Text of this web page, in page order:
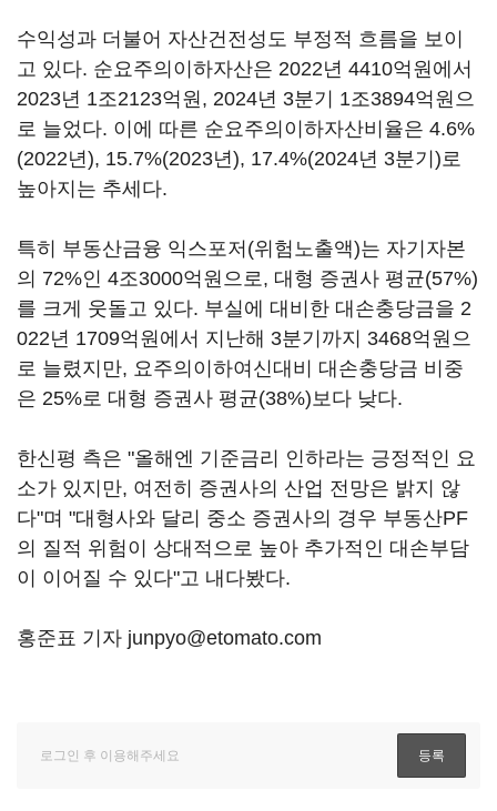
수익성과 더불어 자산건전성도 부정적 흐름을 보이
고 있다. 순요주의이하자산은 2022년 4410억원에서
2023년 1조2123억원, 2024년 3분기 1조3894억원으
로 늘었다. 이에 따른 순요주의이하자산비율은 4.6%
(2022년), 15.7%(2023년), 17.4%(2024년 3분기)로
높아지는 추세다.
특히 부동산금융 익스포저(위험노출액)는 자기자본
의 72%인 4조3000억원으로, 대형 증권사 평균(57%)
를 크게 웃돌고 있다. 부실에 대비한 대손충당금을 2
022년 1709억원에서 지난해 3분기까지 3468억원으
로 늘렸지만, 요주의이하여신대비 대손충당금 비중
은 25%로 대형 증권사 평균(38%)보다 낮다.
한신평 측은 "올해엔 기준금리 인하라는 긍정적인 요
소가 있지만, 여전히 증권사의 산업 전망은 밝지 않
다"며 "대형사와 달리 중소 증권사의 경우 부동산PF
의 질적 위험이 상대적으로 높아 추가적인 대손부담
이 이어질 수 있다"고 내다봤다.
홍준표 기자 junpyo@etomato.com